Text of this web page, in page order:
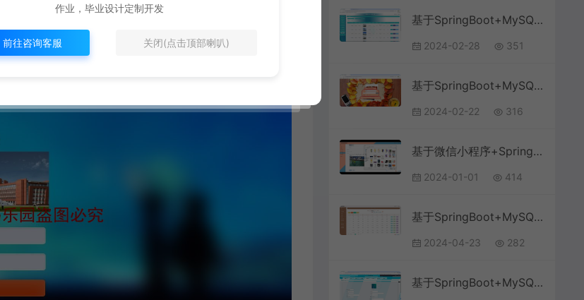
基于SpringBoot+MySQL+微信小程序的医院核酸检测预约挂号微信小程序(附论文)
2024-02-28 351
基于SpringBoot+MySQL+Vue前后端分离的牙科诊所管理系统(附论文)
2024-02-22 316
基于微信小程序+SpringBoot+MySQL的球馆预约小程序(附论文)
2024-01-01 414
基于SpringBoot+MySQL+Vue.js的选课排课系统(附论文)
2024-04-23 282
基于SpringBoot+MySQL+SSM+Vue.js的天气预报管理系统(附论文)
作业，毕业设计定制开发
前往咨询客服 关闭(点击顶部喇叭)